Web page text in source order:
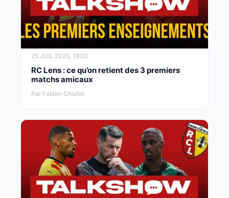
25 JUIL 2025, 18:00
RC Lens : ce qu’on retient des 3 premiers
matchs amicaux
Par Fabien Chorlet